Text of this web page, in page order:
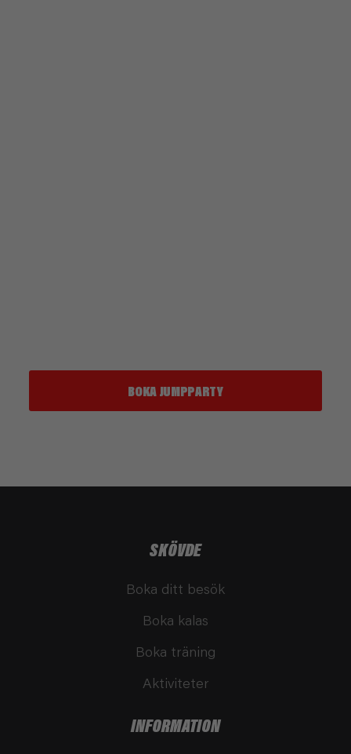
BOKA JUMPPARTY
SKÖVDE
Boka ditt besök
Boka kalas
Boka träning
Aktiviteter
INFORMATION